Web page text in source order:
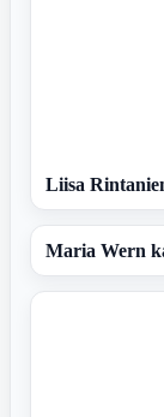
Liisa
Maria Wern